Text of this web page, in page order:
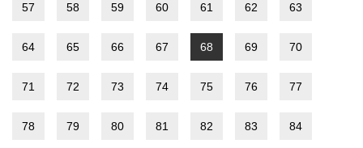
57 58 59 60 61 62 63
64 65 66 67 68 69 70
71 72 73 74 75 76 77
78 79 80 81 82 83 84